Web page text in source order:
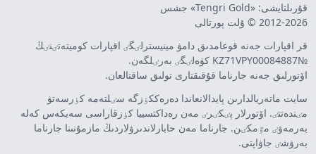
قۇرىلتايشى: «Tengri Gold» جشس
2012-2026 © ۇلت پورتالى
قر اقپارات جەنە قوعامدىق دامۋ مينيسترلٸگٸ اقپارات كوميتەتٸنٸڭ
№KZ71VPY00084887 كۋەلٸگٸ بەرٸلگەن.
اۆتورلىق جەنە جارناما قۇقىقتارى تولىق ساقتالعان.
سايت ماتەريالدارىن پايدالانعاندا دەرەككٶزگە سٸلتەمە كٶرسەتۋ
مٸندەتتٸ. اۆتورلار پٸكٸرٸ مەن رەداكتسييا كٶزقاراسى سەيكەس كەلە
بەرمەۋٸ مٷمكٸن. جارناما مەن حابارلاندىرۋلاردىڭ مازمۇنىنا جارناما
بەرۋشٸ جاۋاپتى.